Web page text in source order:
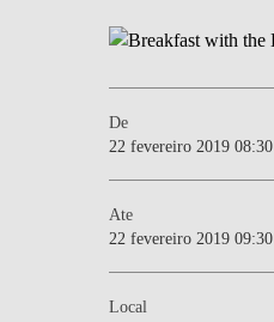
De
22 fevereiro 2019 08:30
Ate
22 fevereiro 2019 09:30
Local